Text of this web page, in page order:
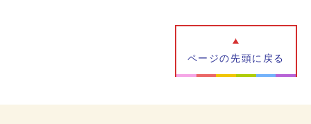
ページの先頭に戻る